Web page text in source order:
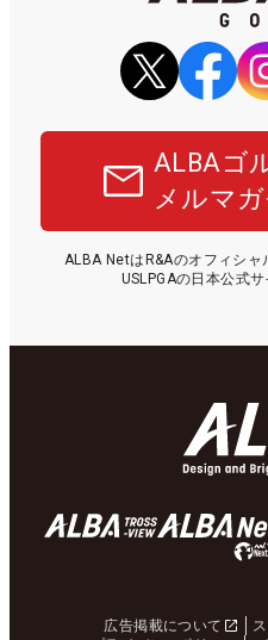
ALBAゴ
メルマ
ALBA NetはR&Aのオフィシ
USLPGAの日本公式
広告掲載について